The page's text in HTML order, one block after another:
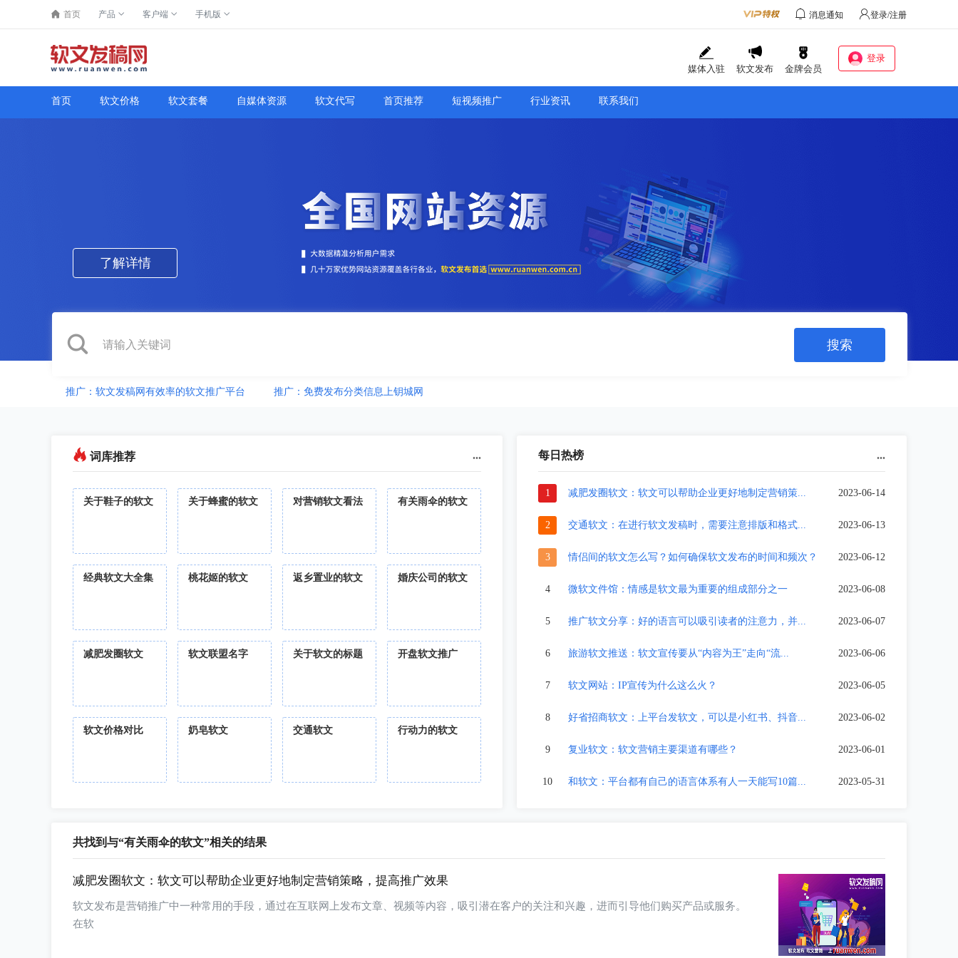
首页 产品 客户端 手机版 消息通知 登录/注册
媒体入驻 软文发布 金牌会员
登录
首页 软文价格 软文套餐 自媒体资源 软文代写 首页推荐 短视频推广 行业资讯 联系我们
了解详情
推广：软文发稿网有效率的软文推广平台 推广：免费发布分类信息上钥城网
词库推荐 ...
关于鞋子的软文 关于蜂蜜的软文 对营销软文看法 有关雨伞的软文
经典软文大全集 桃花姬的软文 返乡置业的软文 婚庆公司的软文
减肥发圈软文 软文联盟名字 关于软文的标题 开盘软文推广
软文价格对比 奶皂软文 交通软文 行动力的软文
每日热榜 ...
1 减肥发圈软文：软文可以帮助企业更好地制定营销策... 2023-06-14
2 交通软文：在进行软文发稿时，需要注意排版和格式... 2023-06-13
3 情侣间的软文怎么写？如何确保软文发布的时间和频次？ 2023-06-12
4 微软文件馆：情感是软文最为重要的组成部分之一 2023-06-08
5 推广软文分享：好的语言可以吸引读者的注意力，并... 2023-06-07
6 旅游软文推送：软文宣传要从“内容为王”走向“流... 2023-06-06
7 软文网站：IP宣传为什么这么火？ 2023-06-05
8 好省招商软文：上平台发软文，可以是小红书、抖音... 2023-06-02
9 复业软文：软文营销主要渠道有哪些？ 2023-06-01
10 和软文：平台都有自己的语言体系有人一天能写10篇... 2023-05-31
共找到与“有关雨伞的软文”相关的结果
减肥发圈软文：软文可以帮助企业更好地制定营销策略，提高推广效果
软文发布是营销推广中一种常用的手段，通过在互联网上发布文章、视频等内容，吸引潜在客户的关注和兴趣，进而引导他们购买产品或服务。
在软